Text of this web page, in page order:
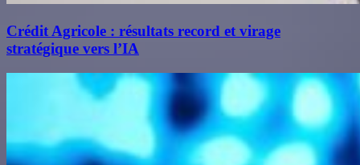
Crédit Agricole : résultats record et virage
stratégique vers l’IA